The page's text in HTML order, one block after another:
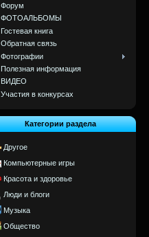
Форум
ФОТОАЛЬБОМЫ
Гостевая книга
Обратная связь
Фотографии
Полезная информация
ВИДЕО
Участия в конкурсах
Категории раздела
Другое
Компьютерные игры
Красота и здоровье
Люди и блоги
Музыка
Общество